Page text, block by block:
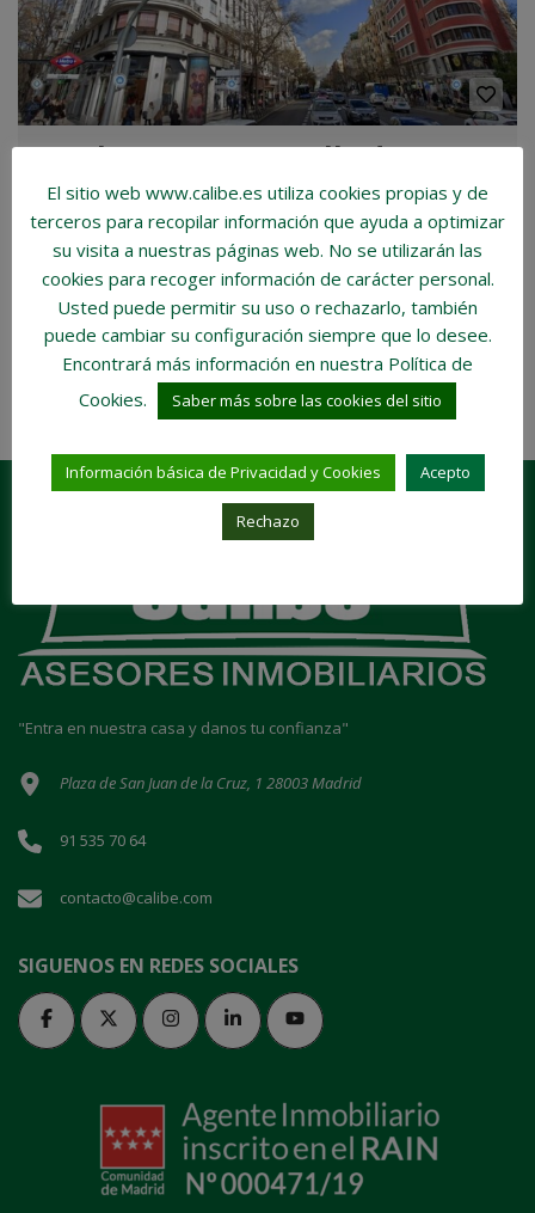
Local en venta en Calle de Goya,
Barrio de Salamanca, Madrid
€1.600.000
Baños:
2
Tamaño de la propiedad: 94 m2
1 results
"Entra en nuestra casa y danos tu confianza"
Plaza de San Juan de la Cruz, 1 28003 Madrid
91 535 70 64
contacto@calibe.com
SIGUENOS EN REDES SOCIALES
El sitio web www.calibe.es utiliza cookies propias y de
terceros para recopilar información que ayuda a optimizar
su visita a nuestras páginas web. No se utilizarán las
cookies para recoger información de carácter personal.
Usted puede permitir su uso o rechazarlo, también
puede cambiar su configuración siempre que lo desee.
Encontrará más información en nuestra Política de
Cookies.
Saber más sobre las cookies del sitio
Información básica de Privacidad y Cookies Acepto
Rechazo